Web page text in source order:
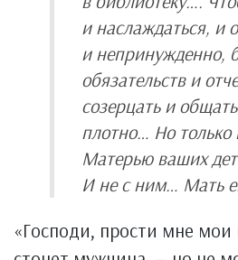
и наслаждаться, и
и непринужденно,
обязательств и
созерцать и
плотно… Но только
Матерью ваших
И не с ним… Мать
«Господи, прости мне